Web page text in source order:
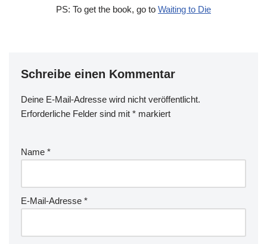
PS: To get the book, go to Waiting to Die
Schreibe einen Kommentar
Deine E-Mail-Adresse wird nicht veröffentlicht.
Erforderliche Felder sind mit * markiert
Name *
E-Mail-Adresse *